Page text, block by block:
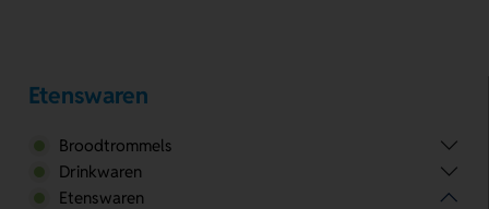
Etenswaren
Broodtrommels
Drinkwaren
Etenswaren